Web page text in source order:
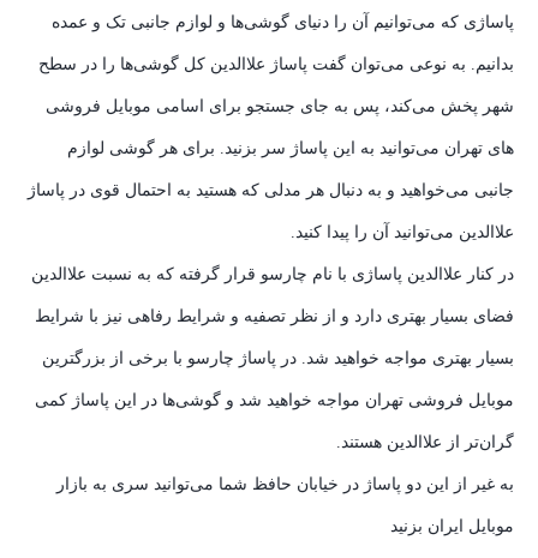
پاساژی که می‌توانیم آن را دنیای گوشی‌ها و لوازم جانبی تک و عمده
بدانیم. به نوعی می‌توان گفت پاساژ علاالدین کل گوشی‌ها را در سطح
شهر پخش می‌کند، پس به جای جستجو برای اسامی موبایل فروشی
های تهران می‌توانید به این پاساژ سر بزنید. برای هر گوشی لوازم
جانبی می‌خواهید و به دنبال هر مدلی که هستید به احتمال قوی در پاساژ
علاالدین می‌توانید آن را پیدا کنید.
در کنار علاالدین پاساژی با نام چارسو قرار گرفته که به نسبت علاالدین
فضای بسیار بهتری دارد و از نظر تصفیه و شرایط رفاهی نیز با شرایط
بسیار بهتری مواجه خواهید شد. در پاساژ چارسو با برخی از بزرگترین
موبایل فروشی تهران مواجه خواهید شد و گوشی‌ها در این پاساژ کمی
گران‌تر از علاالدین هستند.
به غیر از این دو پاساژ در خیابان حافظ شما می‌توانید سری به بازار
موبایل ایران بزنید